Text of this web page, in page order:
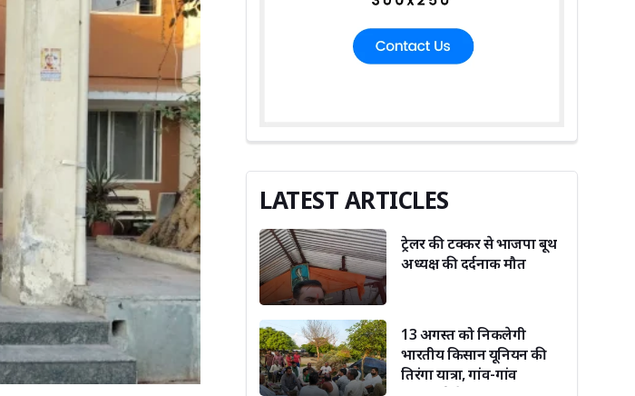
LATEST ARTICLES
ट्रेलर की टक्कर से भाजपा बूथ
अध्यक्ष की दर्दनाक मौत
13 अगस्त को निकलेगी
भारतीय किसान यूनियन की
तिरंगा यात्रा, गांव-गांव